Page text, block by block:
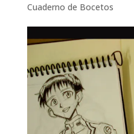
Cuaderno de Bocetos